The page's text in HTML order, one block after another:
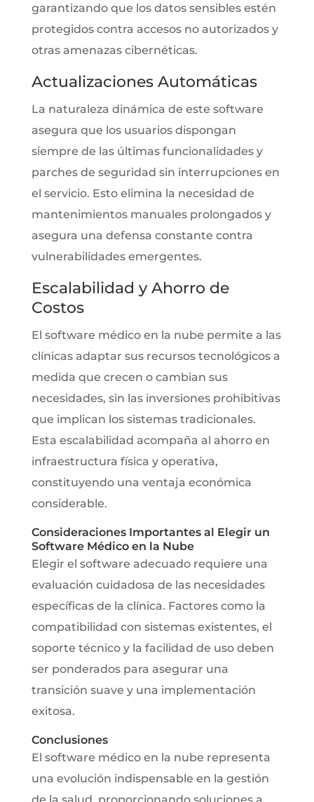
garantizando que los datos sensibles estén
protegidos contra accesos no autorizados y
otras amenazas cibernéticas.
Actualizaciones Automáticas
La naturaleza dinámica de este software
asegura que los usuarios dispongan
siempre de las últimas funcionalidades y
parches de seguridad sin interrupciones en
el servicio. Esto elimina la necesidad de
mantenimientos manuales prolongados y
asegura una defensa constante contra
vulnerabilidades emergentes.
Escalabilidad y Ahorro de
Costos
El software médico en la nube permite a las
clínicas adaptar sus recursos tecnológicos a
medida que crecen o cambian sus
necesidades, sin las inversiones prohibitivas
que implican los sistemas tradicionales.
Esta escalabilidad acompaña al ahorro en
infraestructura física y operativa,
constituyendo una ventaja económica
considerable.
Consideraciones Importantes al Elegir un
Software Médico en la Nube
Elegir el software adecuado requiere una
evaluación cuidadosa de las necesidades
específicas de la clínica. Factores como la
compatibilidad con sistemas existentes, el
soporte técnico y la facilidad de uso deben
ser ponderados para asegurar una
transición suave y una implementación
exitosa.
Conclusiones
El software médico en la nube representa
una evolución indispensable en la gestión
de la salud, proporcionando soluciones a